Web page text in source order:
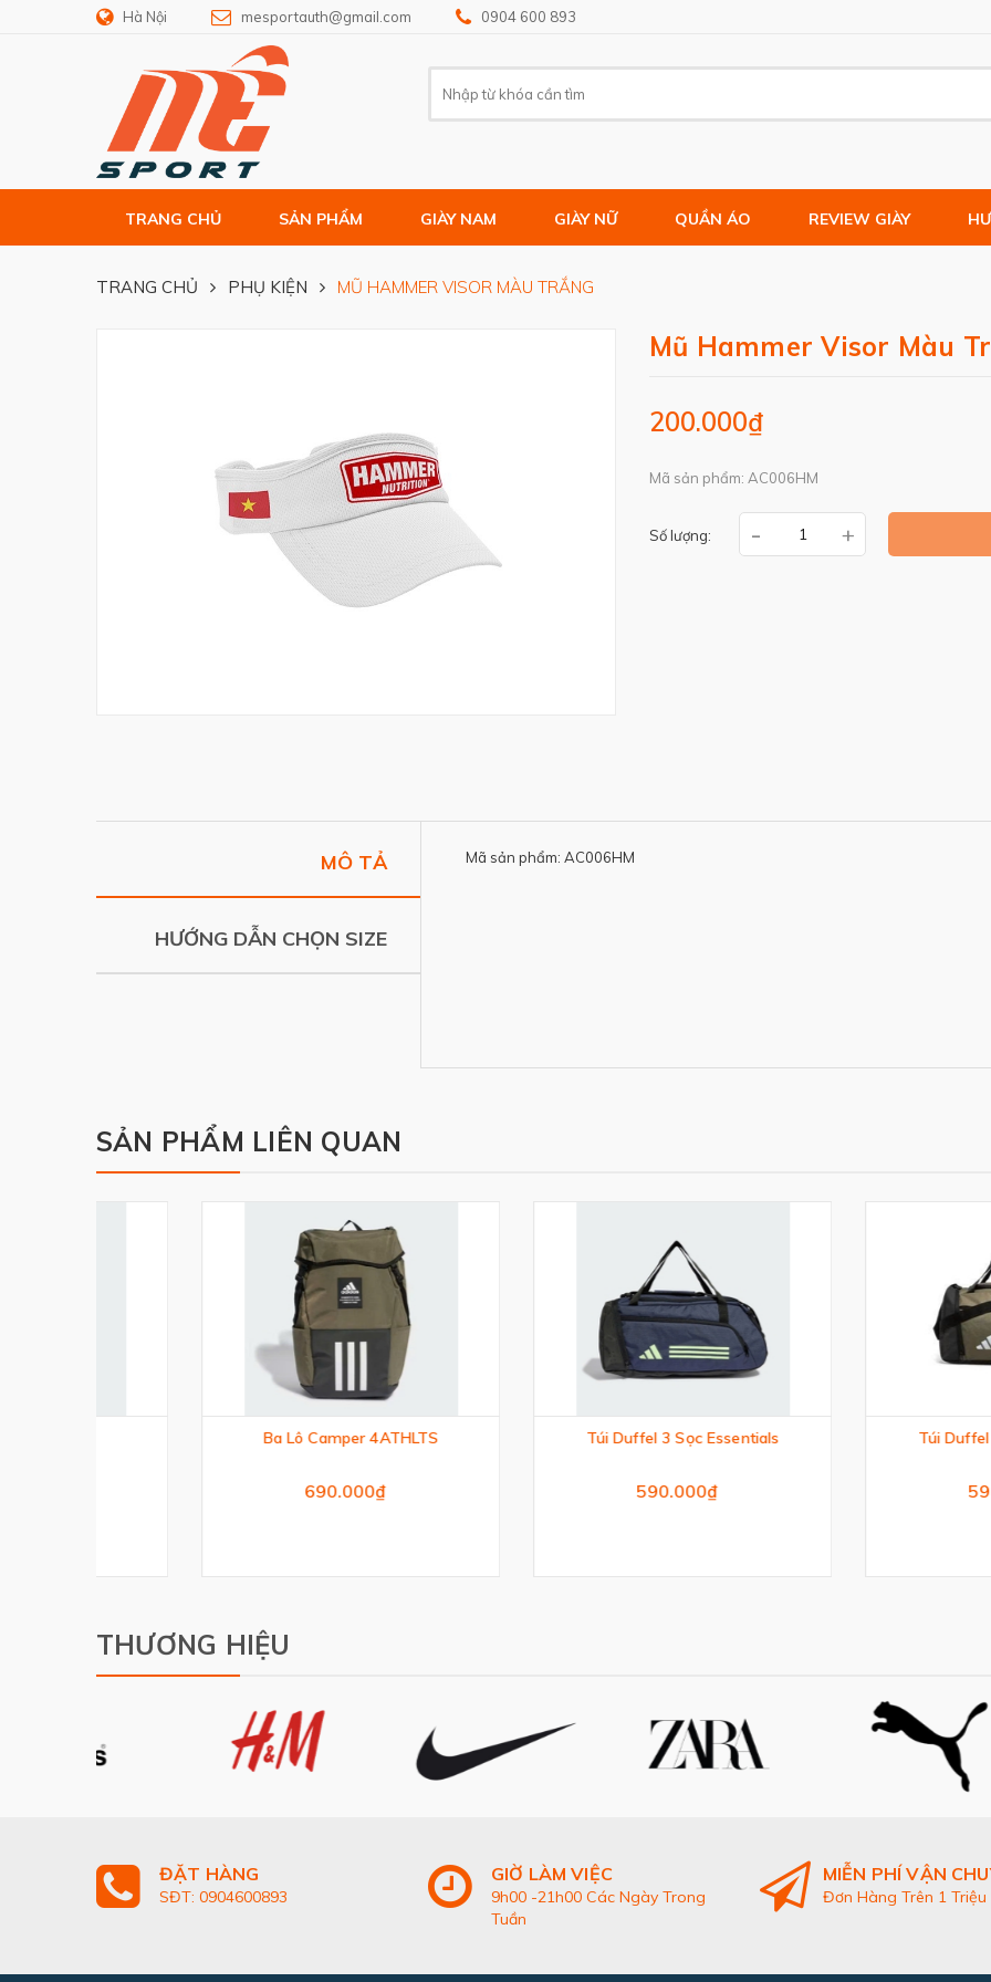
Hà Nội mesportauth@gmail.com 0904 600 893
TRANG CHỦ SẢN PHẨM GIÀY NAM GIÀY NỮ QUẦN ÁO REVIEW GIÀY
TRANG CHỦ PHỤ KIỆN MŨ HAMMER VISOR MÀU TRẮNG
Mũ Hammer Visor Màu
200.000₫
Mã sản phẩm: AC006HM
Số lượng: - +
MÔ TẢ
HƯỚNG DẪN CHỌN SIZE
Mã sản phẩm: AC006HM
SẢN PHẨM LIÊN QUAN
Ba Lô Camper 4ATHLTS Túi Duffel 3 Sọc Essentials Túi Duffel 3 Sọc
THƯƠNG HIỆU
ĐẶT HÀNG
SĐT: 0904600893
GIỜ LÀM VIỆC
9h00 -21h00 Các Ngày Trong
Tuần
MIỄN PHÍ VẬN
Đơn Hàng Trên 1 Triệu